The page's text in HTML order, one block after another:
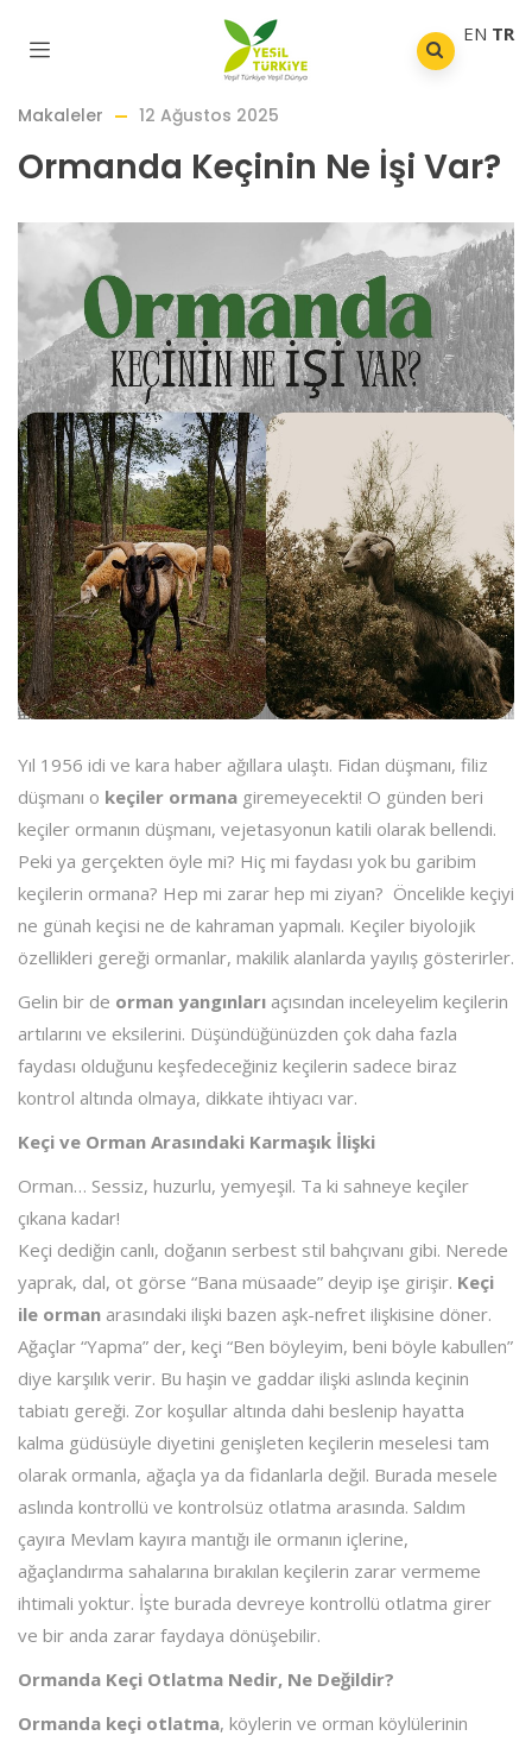
Makaleler 12 Ağustos 2025
Ormanda Keçinin Ne İşi Var?
Yıl 1956 idi ve kara haber ağıllara ulaştı. Fidan düşmanı, filiz
düşmanı o keçiler ormana giremeyecekti! O günden beri
keçiler ormanın düşmanı, vejetasyonun katili olarak bellendi.
Peki ya gerçekten öyle mi? Hiç mi faydası yok bu garibim
keçilerin ormana? Hep mi zarar hep mi ziyan? Öncelikle keçiyi
ne günah keçisi ne de kahraman yapmalı. Keçiler biyolojik
özellikleri gereği ormanlar, makilik alanlarda yayılış gösterirler.
Gelin bir de orman yangınları açısından inceleyelim keçilerin
artılarını ve eksilerini. Düşündüğünüzden çok daha fazla
faydası olduğunu keşfedeceğiniz keçilerin sadece biraz
kontrol altında olmaya, dikkate ihtiyacı var.
Keçi ve Orman Arasındaki Karmaşık İlişki
Orman… Sessiz, huzurlu, yemyeşil. Ta ki sahneye keçiler
çıkana kadar!
Keçi dediğin canlı, doğanın serbest stil bahçıvanı gibi. Nerede
yaprak, dal, ot görse “Bana müsaade” deyip işe girişir. Keçi
ile orman arasındaki ilişki bazen aşk-nefret ilişkisine döner.
Ağaçlar “Yapma” der, keçi “Ben böyleyim, beni böyle kabullen”
diye karşılık verir. Bu haşin ve gaddar ilişki aslında keçinin
tabiatı gereği. Zor koşullar altında dahi beslenip hayatta
kalma güdüsüyle diyetini genişleten keçilerin meselesi tam
olarak ormanla, ağaçla ya da fidanlarla değil. Burada mesele
aslında kontrollü ve kontrolsüz otlatma arasında. Saldım
çayıra Mevlam kayıra mantığı ile ormanın içlerine,
ağaçlandırma sahalarına bırakılan keçilerin zarar vermeme
ihtimali yoktur. İşte burada devreye kontrollü otlatma girer
ve bir anda zarar faydaya dönüşebilir.
Ormanda Keçi Otlatma Nedir, Ne Değildir?
Ormanda keçi otlatma, köylerin ve orman köylülerinin
EN TR